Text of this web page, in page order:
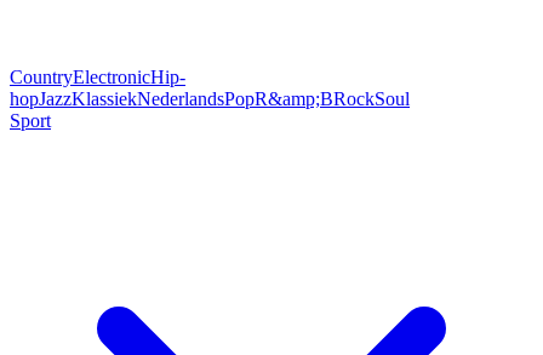
CountryElectronicHip-
hopJazzKlassiekNederlandsPopR&amp;BRockSoul
Sport